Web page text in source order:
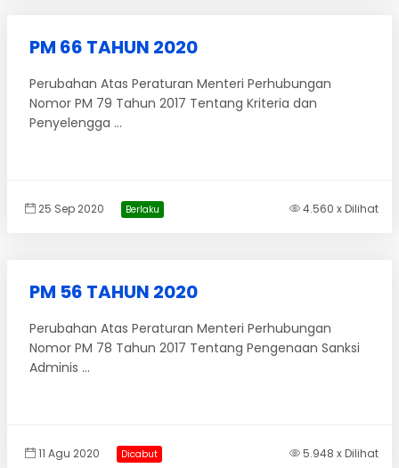
PM 66 TAHUN 2020
Perubahan Atas Peraturan Menteri Perhubungan
Nomor PM 79 Tahun 2017 Tentang Kriteria dan
Penyelengga ...
25 Sep 2020 Berlaku 4.560 x Dilihat
PM 56 TAHUN 2020
Perubahan Atas Peraturan Menteri Perhubungan
Nomor PM 78 Tahun 2017 Tentang Pengenaan Sanksi
Adminis ...
11 Agu 2020 Dicabut 5.948 x Dilihat